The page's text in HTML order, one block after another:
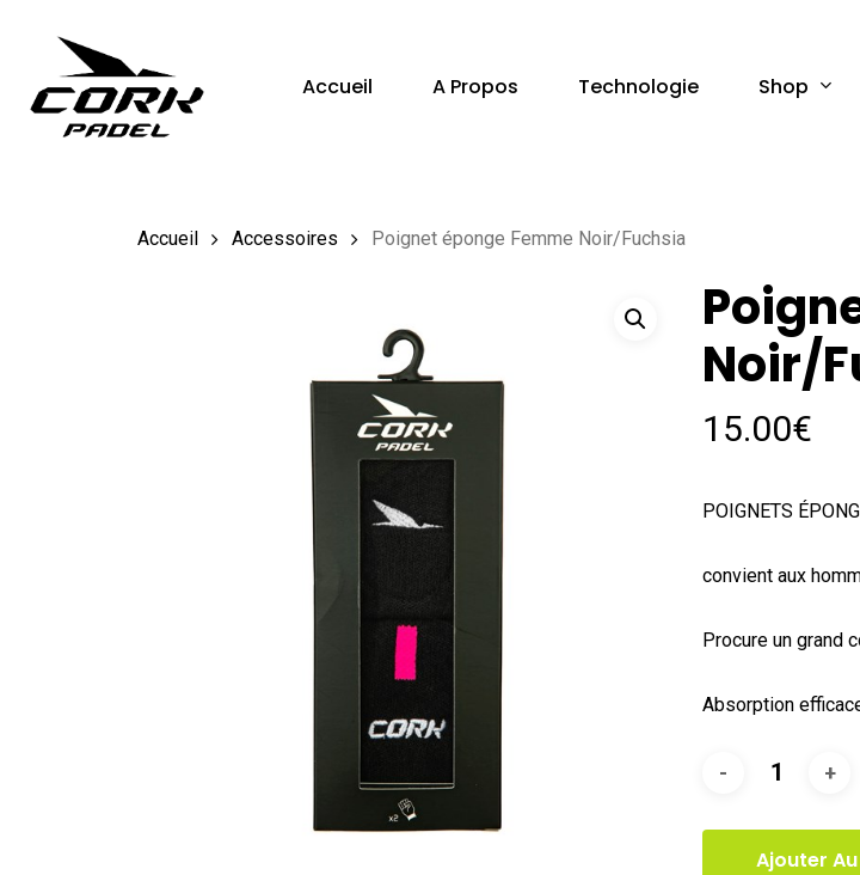
main
Accueil A Propos Technologie Shop
Accueil Accessoires Poignet éponge Femme Noir/Fuchsia
Noir/
15.00€
POIGNETS
convient aux
Procure un grand
Absorption
Ajouter